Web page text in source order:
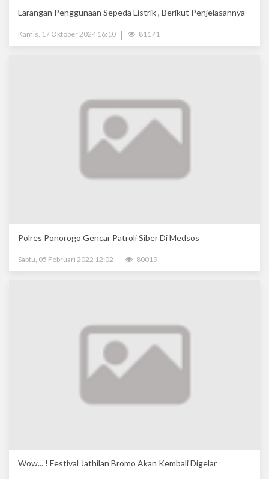
Larangan Penggunaan Sepeda Listrik , Berikut Penjelasannya
Kamis, 17 Oktober 2024 16:10 81171
Polres Ponorogo Gencar Patroli Siber Di Medsos
Sabtu, 05 Februari 2022 12:02 80019
Wow... ! Festival Jathilan Bromo Akan Kembali Digelar